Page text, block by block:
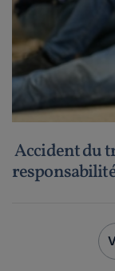
Accident du